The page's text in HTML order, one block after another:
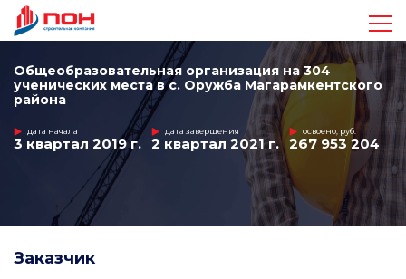
Достижения
Команда
Общеобразовательная организация на 304
ученических места в с. Оружба Магарамкентского
района
дата начала
3 квартал 2019 г.
дата завершения
2 квартал 2021 г.
освоено, руб.
267 953 204
Заказчик